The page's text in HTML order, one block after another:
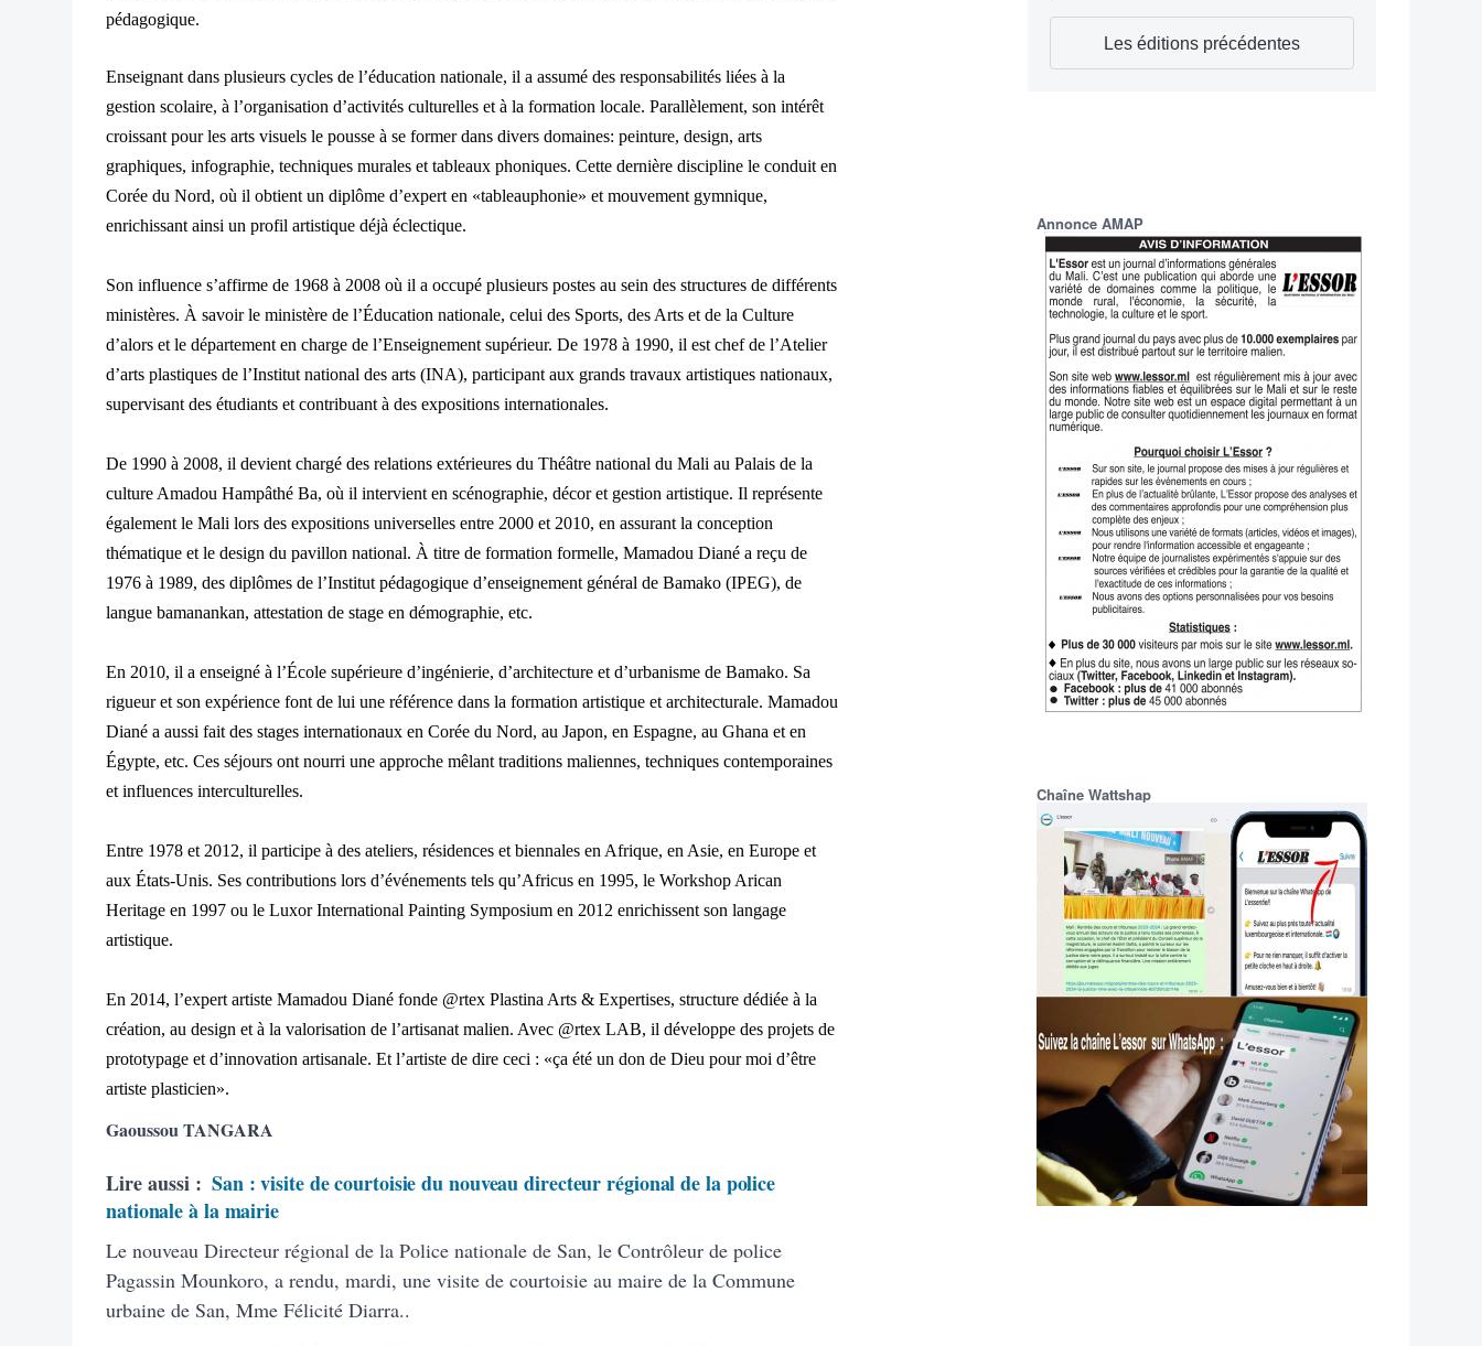
pédagogique.
Enseignant dans plusieurs cycles de l’éducation nationale, il a assumé des responsabilités liées à la
gestion scolaire, à l’organisation d’activités culturelles et à la formation locale. Parallèlement, son intérêt
croissant pour les arts visuels le pousse à se former dans divers domaines: peinture, design, arts
graphiques, infographie, techniques murales et tableaux phoniques. Cette dernière discipline le conduit en
Corée du Nord, où il obtient un diplôme d’expert en «tableauphonie» et mouvement gymnique,
enrichissant ainsi un profil artistique déjà éclectique.
Son influence s’affirme de 1968 à 2008 où il a occupé plusieurs postes au sein des structures de différents
ministères. À savoir le ministère de l’Éducation nationale, celui des Sports, des Arts et de la Culture
d’alors et le département en charge de l’Enseignement supérieur. De 1978 à 1990, il est chef de l’Atelier
d’arts plastiques de l’Institut national des arts (INA), participant aux grands travaux artistiques nationaux,
supervisant des étudiants et contribuant à des expositions internationales.
De 1990 à 2008, il devient chargé des relations extérieures du Théâtre national du Mali au Palais de la
culture Amadou Hampâthé Ba, où il intervient en scénographie, décor et gestion artistique. Il représente
également le Mali lors des expositions universelles entre 2000 et 2010, en assurant la conception
thématique et le design du pavillon national. À titre de formation formelle, Mamadou Diané a reçu de
1976 à 1989, des diplômes de l’Institut pédagogique d’enseignement général de Bamako (IPEG), de
langue bamanankan, attestation de stage en démographie, etc.
En 2010, il a enseigné à l’École supérieure d’ingénierie, d’architecture et d’urbanisme de Bamako. Sa
rigueur et son expérience font de lui une référence dans la formation artistique et architecturale. Mamadou
Diané a aussi fait des stages internationaux en Corée du Nord, au Japon, en Espagne, au Ghana et en
Égypte, etc. Ces séjours ont nourri une approche mêlant traditions maliennes, techniques contemporaines
et influences interculturelles.
Entre 1978 et 2012, il participe à des ateliers, résidences et biennales en Afrique, en Asie, en Europe et
aux États-Unis. Ses contributions lors d’événements tels qu’Africus en 1995, le Workshop Arican
Heritage en 1997 ou le Luxor International Painting Symposium en 2012 enrichissent son langage
artistique.
En 2014, l’expert artiste Mamadou Diané fonde @rtex Plastina Arts & Expertises, structure dédiée à la
création, au design et à la valorisation de l’artisanat malien. Avec @rtex LAB, il développe des projets de
prototypage et d’innovation artisanale. Et l’artiste de dire ceci : «ça été un don de Dieu pour moi d’être
artiste plasticien».
Gaoussou TANGARA
Lire aussi : San : visite de courtoisie du nouveau directeur régional de la police
nationale à la mairie
Le nouveau Directeur régional de la Police nationale de San, le Contrôleur de police
Pagassin Mounkoro, a rendu, mardi, une visite de courtoisie au maire de la Commune
urbaine de San, Mme Félicité Diarra..
Les éditions précédentes
Annonce AMAP
Chaîne Wattshap